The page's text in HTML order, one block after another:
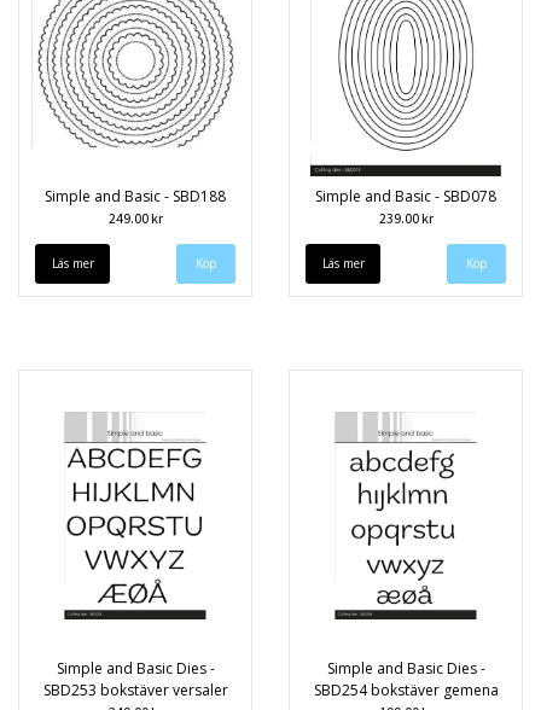
Simple and Basic - SBD188
249.00 kr
Läs mer
Simple and Basic - SBD078
239.00 kr
Läs mer
Simple and Basic Dies -
SBD253 bokstäver versaler
Simple and Basic Dies -
SBD254 bokstäver gemena